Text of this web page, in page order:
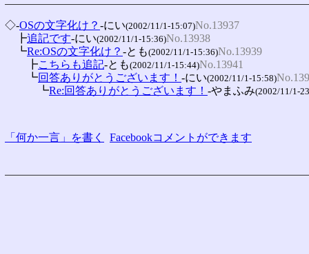
◇-OSの文字化け？ -にい(2002/11/1-15:07)No.13937
┣追記です-にい(2002/11/1-15:36)No.13938
┗Re:OSの文字化け？ -とも(2002/11/1-15:36)No.13939
┣こちらも追記-とも(2002/11/1-15:44)No.13941
┗回答ありがとうございます！ -にい(2002/11/1-15:58)
┗Re:回答ありがとうございます！ -やまふみ(2002/11/1-
「何か一言」を書く Facebookコメントができます